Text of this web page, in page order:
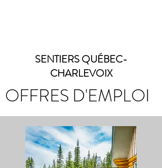
SENTIERS QUÉBEC-
CHARLEVOIX
OFFRES D'EMPLOI